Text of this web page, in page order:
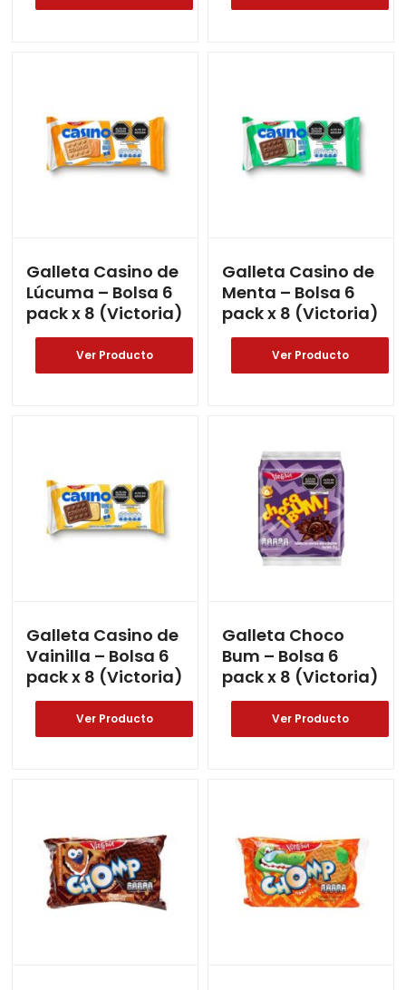
Galleta Casino de
Lúcuma – Bolsa 6
pack x 8 (Victoria)
Ver Producto
Galleta Casino de
Menta – Bolsa 6
pack x 8 (Victoria)
Ver Producto
Galleta Casino de
Vainilla – Bolsa 6
pack x 8 (Victoria)
Ver Producto
Galleta Choco
Bum – Bolsa 6
pack x 8 (Victoria)
Ver Producto